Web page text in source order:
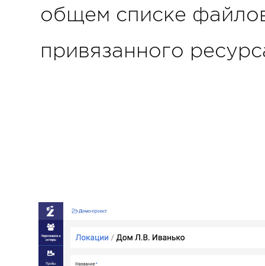
общем списке
привязанного